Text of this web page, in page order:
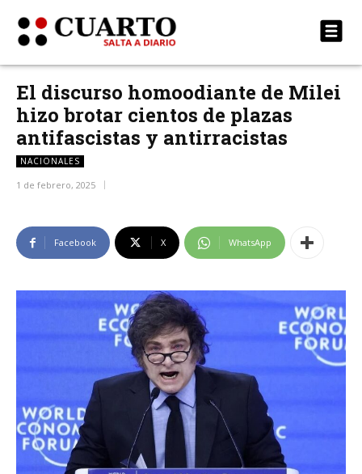
El discurso homoodiante de Milei
hizo brotar cientos de plazas
antifascistas y antirracistas
NACIONALES
1 de febrero, 2025
Facebook X WhatsApp